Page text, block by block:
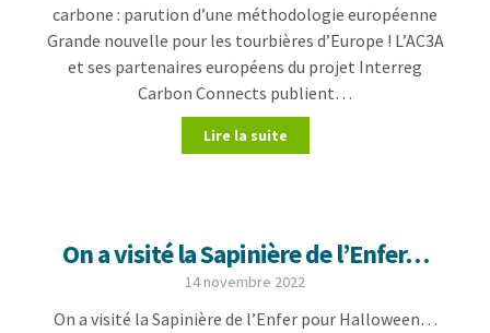
carbone : parution d’une méthodologie européenne
Grande nouvelle pour les tourbières d’Europe ! L’AC3A
et ses partenaires européens du projet Interreg
Carbon Connects publient…
Lire la suite
On a visité la Sapinière de l’Enfer…
14 novembre 2022
On a visité la Sapinière de l’Enfer pour Halloween…